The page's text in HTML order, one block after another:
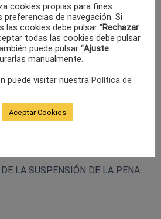
@solutioiuris · 15 Sep 2024
DE UN ACCIDENTE
RECLAMAR LA
INDEMNIZACIÓN
Twitter
Cargar más.....
DE LA SUSPENSIÓN DE LA PENA
cookies propias para fines
de navegación. Si
las cookies debe pulsar "Rechazar
todas las cookies debe pulsar
puede pulsar “Ajuste
manualmente.
puede visitar nuestra Política de
Aceptar Cookies